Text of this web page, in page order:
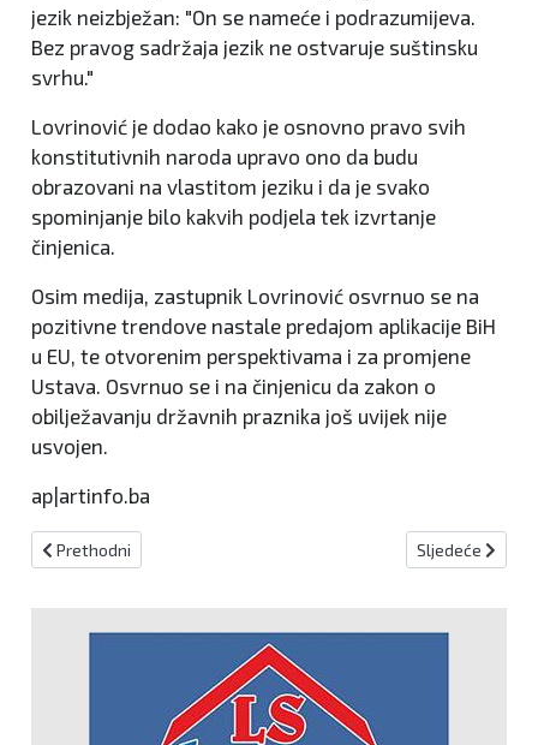
jezik neizbježan: "On se nameće i podrazumijeva.
Bez pravog sadržaja jezik ne ostvaruje suštinsku
svrhu."
Lovrinović je dodao kako je osnovno pravo svih
konstitutivnih naroda upravo ono da budu
obrazovani na vlastitom jeziku i da je svako
spominjanje bilo kakvih podjela tek izvrtanje
činjenica.
Osim medija, zastupnik Lovrinović osvrnuo se na
pozitivne trendove nastale predajom aplikacije BiH
u EU, te otvorenim perspektivama i za promjene
Ustava. Osvrnuo se i na činjenicu da zakon o
obilježavanju državnih praznika još uvijek nije
usvojen.
ap|artinfo.ba
Prethodni članak: Val prosvjeda zahvatio Vrbasku dolinu
Prethodni Sljedeći članak:
Sljedeće